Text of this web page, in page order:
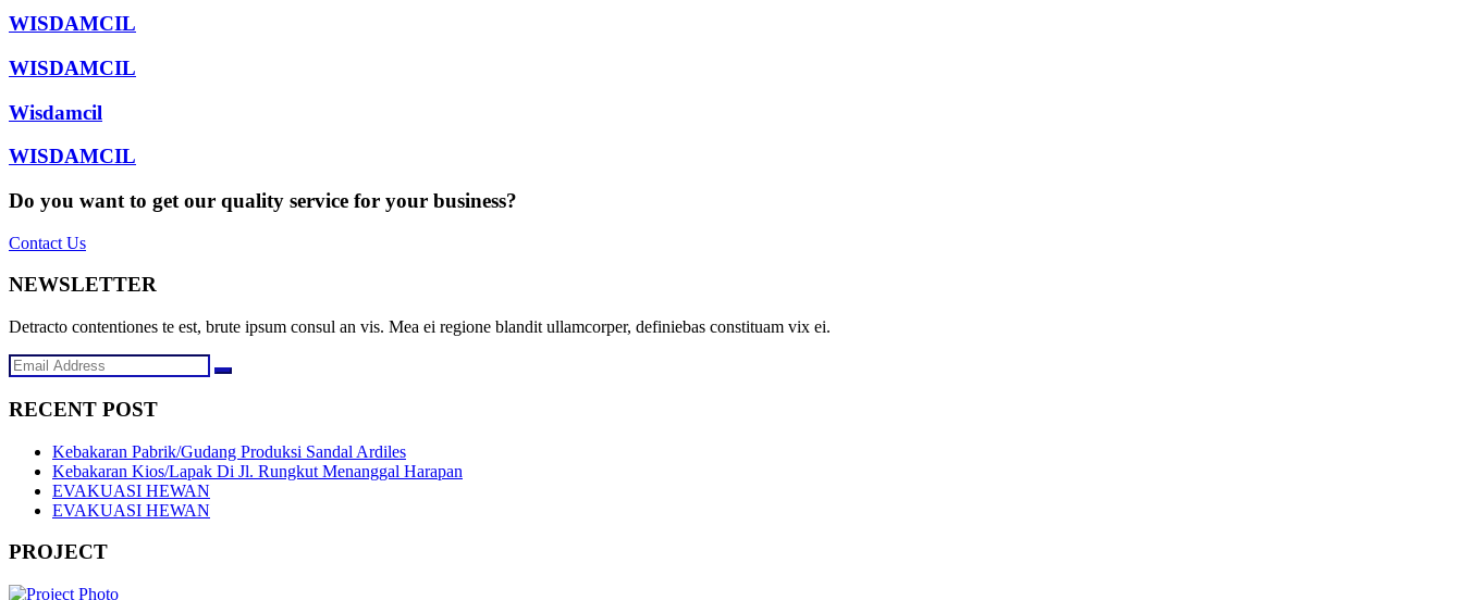
WISDAMCIL
WISDAMCIL
Wisdamcil
WISDAMCIL
Do you want to get our quality service for your business?
Contact Us
NEWSLETTER
Detracto contentiones te est, brute ipsum consul an vis. Mea ei regione blandit ullamcorper, definiebas constituam vix ei.
RECENT POST
Kebakaran Pabrik/Gudang Produksi Sandal Ardiles
Kebakaran Kios/Lapak Di Jl. Rungkut Menanggal Harapan
EVAKUASI HEWAN
EVAKUASI HEWAN
PROJECT